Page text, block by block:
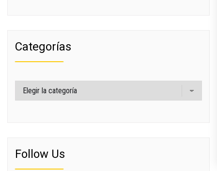
Categorías
Categorías
Follow Us